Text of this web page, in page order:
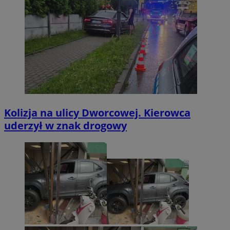
Kolizja na ulicy Dworcowej. Kierowca
uderzył w znak drogowy